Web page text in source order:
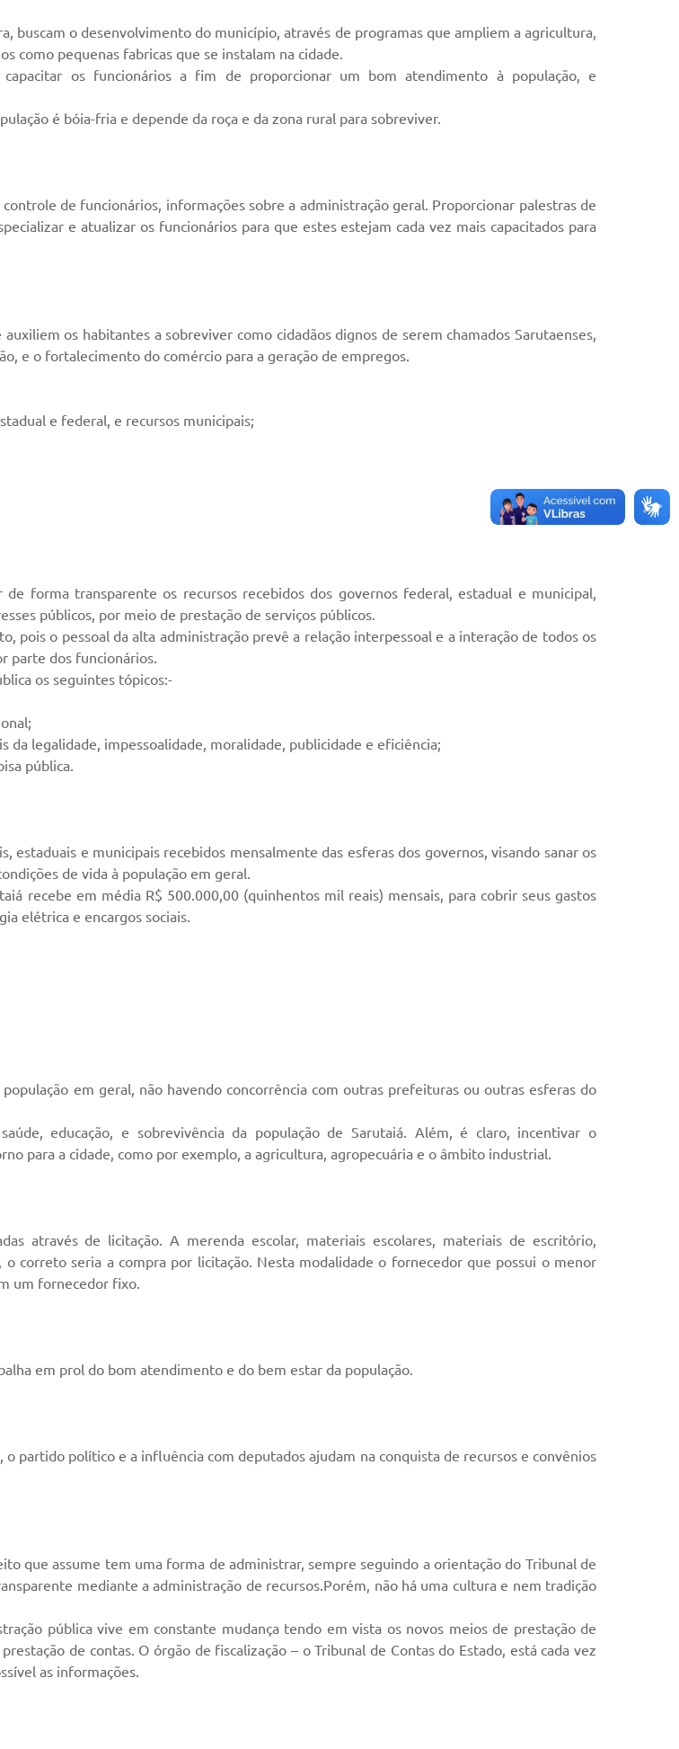
buscam o desenvolvimento do município, através de programas que ampliem a agricultura,
como pequenas fabricas que se instalam na cidade.
os funcionários a fim de proporcionar um bom atendimento à população, e
é bóia-fria e depende da roça e da zona rural para sobreviver.
de funcionários, informações sobre a administração geral. Proporcionar palestras de
e atualizar os funcionários para que estes estejam cada vez mais capacitados para
os habitantes a sobreviver como cidadãos dignos de serem chamados Sarutaenses,
e o fortalecimento do comércio para a geração de empregos.
e federal, e recursos municipais;
forma transparente os recursos recebidos dos governos federal, estadual e municipal,
públicos, por meio de prestação de serviços públicos.
pois o pessoal da alta administração prevê a relação interpessoal e a interação de todos os
parte dos funcionários.
os seguintes tópicos:-
legalidade, impessoalidade, moralidade, publicidade e eficiência;
pública.
estaduais e municipais recebidos mensalmente das esferas dos governos, visando sanar os
de vida à população em geral.
recebe em média R$ 500.000,00 (quinhentos mil reais) mensais, para cobrir seus gastos
elétrica e encargos sociais.
em geral, não havendo concorrência com outras prefeituras ou outras esferas do
educação, e sobrevivência da população de Sarutaiá. Além, é claro, incentivar o
para a cidade, como por exemplo, a agricultura, agropecuária e o âmbito industrial.
através de licitação. A merenda escolar, materiais escolares, materiais de escritório,
correto seria a compra por licitação. Nesta modalidade o fornecedor que possui o menor
um fornecedor fixo.
em prol do bom atendimento e do bem estar da população.
partido político e a influência com deputados ajudam na conquista de recursos e convênios
que assume tem uma forma de administrar, sempre seguindo a orientação do Tribunal de
mediante a administração de recursos.Porém, não há uma cultura e nem tradição
pública vive em constante mudança tendo em vista os novos meios de prestação de
de contas. O órgão de fiscalização – o Tribunal de Contas do Estado, está cada vez
as informações.